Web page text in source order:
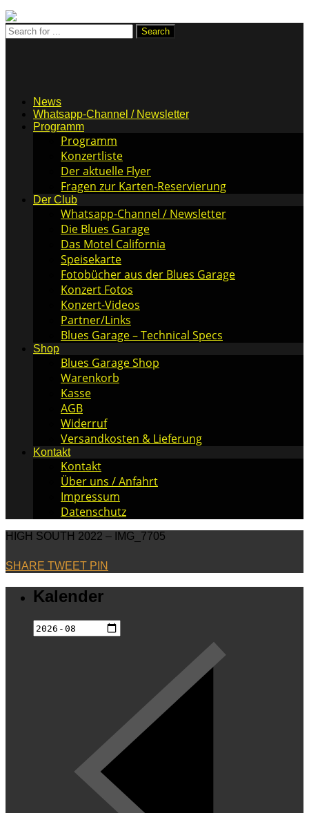
News
Whatsapp-Channel / Newsletter
Programm
Programm
Konzertliste
Der aktuelle Flyer
Fragen zur Karten-Reservierung
Der Club
Whatsapp-Channel / Newsletter
Die Blues Garage
Das Motel California
Speisekarte
Fotobücher aus der Blues Garage
Konzert Fotos
Konzert-Videos
Partner/Links
Blues Garage – Technical Specs
Shop
Blues Garage Shop
Warenkorb
Kasse
AGB
Widerruf
Versandkosten & Lieferung
Kontakt
Kontakt
Über uns / Anfahrt
Impressum
Datenschutz
HIGH SOUTH 2022 – IMG_7705
SHARE TWEET PIN
Kalender